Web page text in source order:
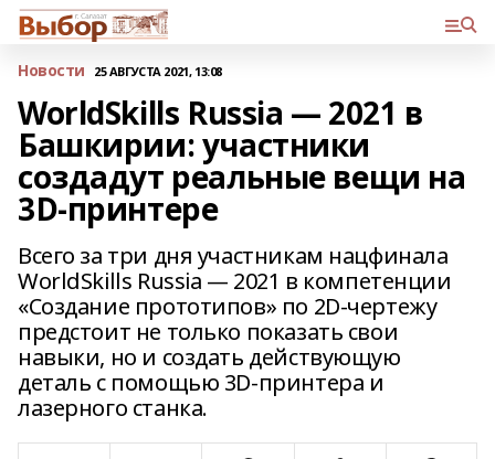
Новости 25 АВГУСТА 2021, 13:08
WorldSkills Russia — 2021 в
Башкирии: участники
создадут реальные вещи на
3D-принтере
Всего за три дня участникам нацфинала
WorldSkills Russia — 2021 в компетенции
«Создание прототипов» по 2D-чертежу
предстоит не только показать свои
навыки, но и создать действующую
деталь с помощью 3D-принтера и
лазерного станка.